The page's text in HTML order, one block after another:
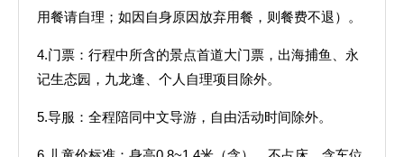
用餐请自理；如因自身原因放弃用餐，则餐费不退）。
4.门票：行程中所含的景点首道大门票，出海捕鱼、永
记生态园，九龙逢、个人自理项目除外。
5.导服：全程陪同中文导游，自由活动时间除外。